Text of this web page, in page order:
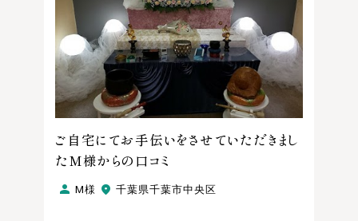
ご自宅にてお手伝いをさせていただきまし
たM様からの口コミ
M様 千葉県千葉市中央区